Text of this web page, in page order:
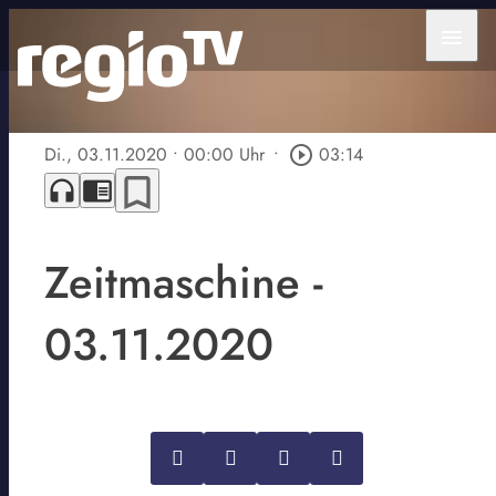
Di., 03.11.2020 • 00:00 Uhr • play_circle_outline 03:14
headphones chrome_reader_mode bookmark_border
Zeitmaschine -
03.11.2020